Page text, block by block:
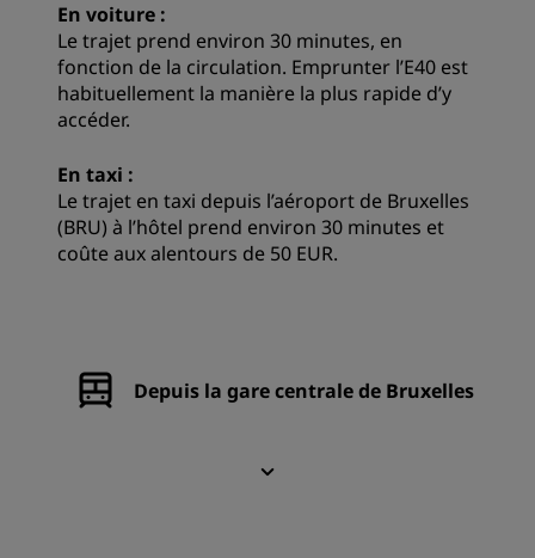
En voiture :
Le trajet prend environ 30 minutes, en
fonction de la circulation. Emprunter l’E40 est
habituellement la manière la plus rapide d’y
accéder.
En taxi :
Le trajet en taxi depuis l’aéroport de Bruxelles
(BRU) à l’hôtel prend environ 30 minutes et
coûte aux alentours de 50 EUR.
Depuis la gare centrale de Bruxelles